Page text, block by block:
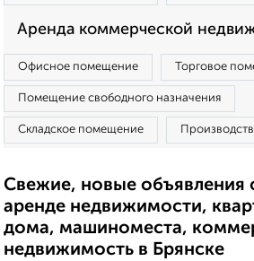
Аренда коммерческой
Офисное помещение Торговое
Помещение свободного назначения
Складское помещение
Свежие, новые объявления
аренде недвижимости,
дома, машиноместа,
недвижимость в Брянске